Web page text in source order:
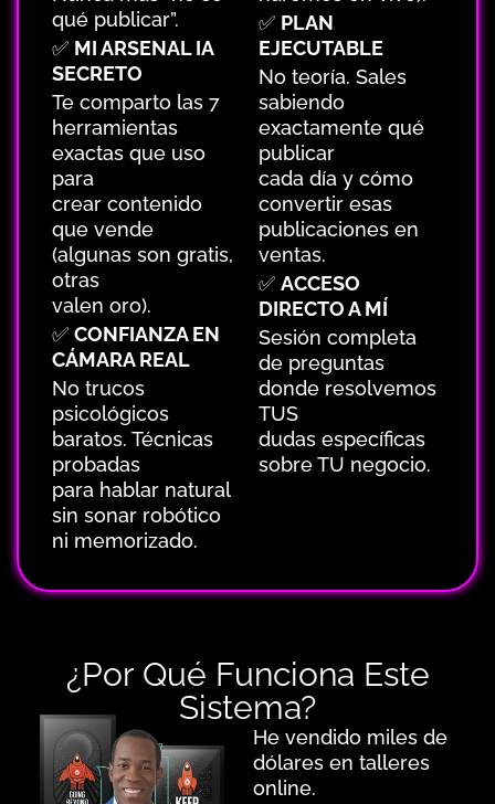
qué publicar”.
✅ MI ARSENAL IA
SECRETO
Te comparto las 7
herramientas
exactas que uso
para
crear contenido
que vende
(algunas son gratis,
otras
valen oro).
✅ CONFIANZA EN
CÁMARA REAL
No trucos
psicológicos
baratos. Técnicas
probadas
para hablar natural
sin sonar robótico
ni memorizado.
✅ PLAN
EJECUTABLE
No teoría. Sales
sabiendo
exactamente qué
publicar
cada día y cómo
convertir esas
publicaciones en
ventas.
✅ ACCESO
DIRECTO A MÍ
Sesión completa
de preguntas
donde resolvemos
TUS
dudas específicas
sobre TU negocio.
¿Por Qué Funciona Este
Sistema?
He vendido miles de
dólares en talleres
online.